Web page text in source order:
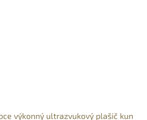
výkonný ultrazvukový plašič kun